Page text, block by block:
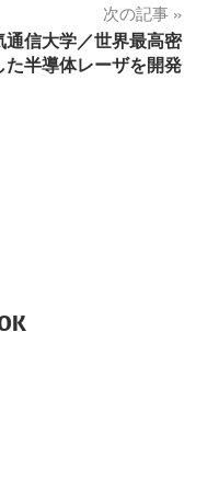
次の記事
通信大学／世界最高密
半導体レーザを開発